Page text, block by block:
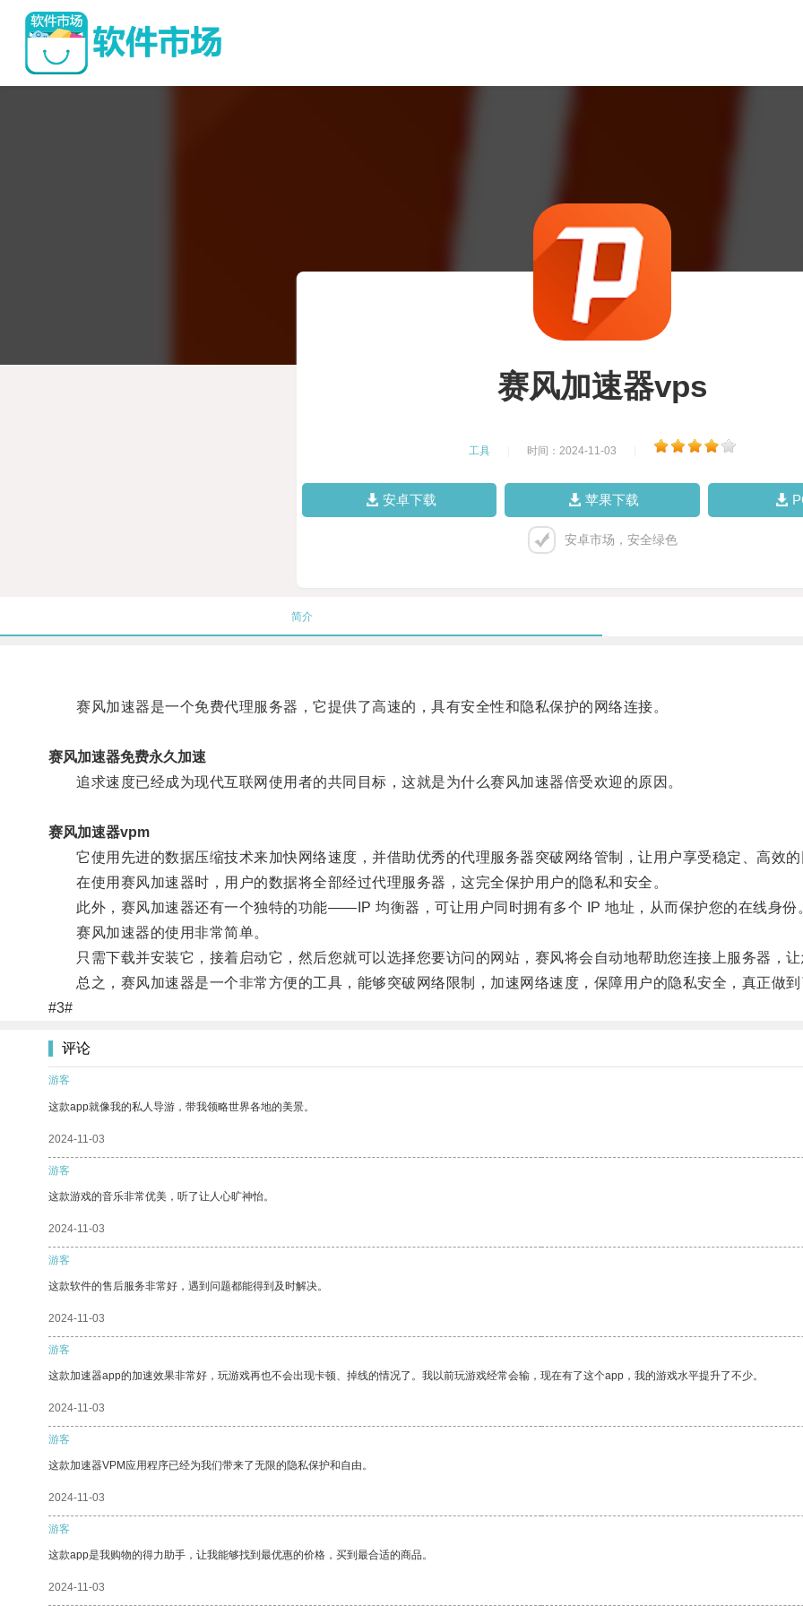
赛风加速器vps
工具 时间：2024-11-03
安卓下载 苹果下载
安卓市场，安全绿色
简介
赛风加速器是一个免费代理服务器，它提供了高速的，具有安全性和隐私保护的网络连接。
赛风加速器免费永久加速
追求速度已经成为现代互联网使用者的共同目标，这就是为什么赛风加速器倍受欢迎的原因。
赛风加速器vpm
它使用先进的数据压缩技术来加快网络速度，并借助优秀的代理服务器突破网络管制，让用户享受稳定、高效的
在使用赛风加速器时，用户的数据将全部经过代理服务器，这完全保护用户的隐私和安全。
此外，赛风加速器还有一个独特的功能——IP 均衡器，可让用户同时拥有多个 IP 地址，从而保护您的在线身份
赛风加速器的使用非常简单。
只需下载并安装它，接着启动它，然后您就可以选择您要访问的网站，赛风将会自动地帮助您连接上服务器，让
总之，赛风加速器是一个非常方便的工具，能够突破网络限制，加速网络速度，保障用户的隐私安全，真正做到
#3#
评论
游客
这款app就像我的私人导游，带我领略世界各地的美景。
2024-11-03
游客
这款游戏的音乐非常优美，听了让人心旷神怡。
2024-11-03
游客
这款软件的售后服务非常好，遇到问题都能得到及时解决。
2024-11-03
游客
这款加速器app的加速效果非常好，玩游戏再也不会出现卡顿、掉线的情况了。我以前玩游戏经常会输，现在有了这个app，我的游戏水平提升了不少。
2024-11-03
游客
这款加速器VPM应用程序已经为我们带来了无限的隐私保护和自由。
2024-11-03
游客
这款app是我购物的得力助手，让我能够找到最优惠的价格，买到最合适的商品。
2024-11-03